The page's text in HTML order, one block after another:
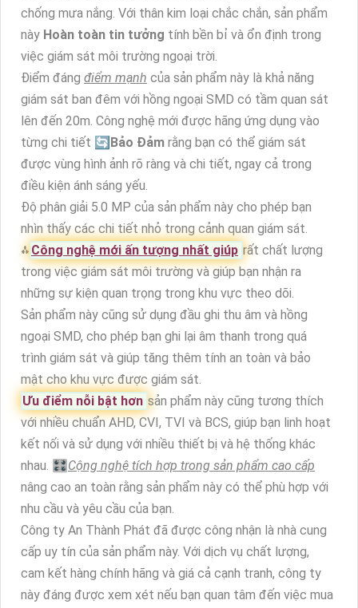
chống mưa nắng. Với thân kim loại chắc chắn, sản phẩm
này Hoàn toàn tin tưởng tính bền bỉ và ổn định trong
việc giám sát môi trường ngoại trời.
Điểm đáng điểm mạnh của sản phẩm này là khả năng
giám sát ban đêm với hồng ngoại SMD có tầm quan sát
lên đến 20m. Công nghệ mới được hãng ứng dụng vào
từng chi tiết 🔄 Bảo Đảm rằng bạn có thể giám sát
được vùng hình ảnh rõ ràng và chi tiết, ngay cả trong
điều kiện ánh sáng yếu.
Độ phân giải 5.0 MP của sản phẩm này cho phép bạn
nhìn thấy các chi tiết nhỏ trong cảnh quan giám sát.
⁂ Công nghệ mới ấn tượng nhất giúp rất chất lượng
trong việc giám sát môi trường và giúp bạn nhận ra
những sự kiện quan trọng trong khu vực theo dõi.
Sản phẩm này cũng sử dụng đầu ghi thu âm và hồng
ngoại SMD, cho phép bạn ghi lại âm thanh trong quá
trình giám sát và giúp tăng thêm tính an toàn và bảo
mật cho khu vực được giám sát.
Ưu điểm nỗi bật hơn sản phẩm này cũng tương thích
với nhiều chuẩn AHD, CVI, TVI và BCS, giúp bạn linh hoạt
kết nối và sử dụng với nhiều thiết bị và hệ thống khác
nhau. 🎛Cộng nghệ tích hợp trong sản phẩm cao cấp
nâng cao an toàn rằng sản phẩm này có thể phù hợp với
nhu cầu và yêu cầu của bạn.
Công ty An Thành Phát đã được công nhận là nhà cung
cấp uy tín của sản phẩm này. Với dịch vụ chất lượng,
cam kết hàng chính hãng và giá cả cạnh tranh, công ty
này đáng được xem xét nếu bạn quan tâm đến việc mua